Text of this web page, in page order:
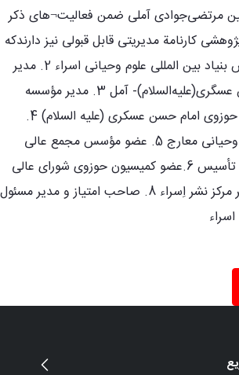
مرتضی‌جوادی آملی ضمن فعالیت¬های ذکر
کارنامة مدیریتی قابل قبولی نیز دارندکه
بعضاً عبارتند از: 1. رئیس بنیاد بین المللی علوم وحیانی اسراء 2. مدیر
مدرسه علمیه امام‌حسن عسگری‌(علیه‌السلام)- آمل 3. مدیر مؤسسه
آموزش تخصصی عالی حوزوی امام حسن عسکری (علیه السلام) 4.
رئیس پژوهشکده علوم وحیانی معارج 5. عضو مؤسس مجمع عالی
حکمت اسلامی از زمان تأسیس 6.عضو کمیسیون حوزوی شورای عالی
انقلاب فرهنگی 7. مدیر مرکز نشر اِسراء 8. صاحب امتیاز و مدیر مسئول